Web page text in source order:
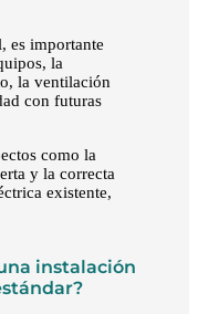
es importante
la
la ventilación
con futuras
como la
y la correcta
existente,
instalación